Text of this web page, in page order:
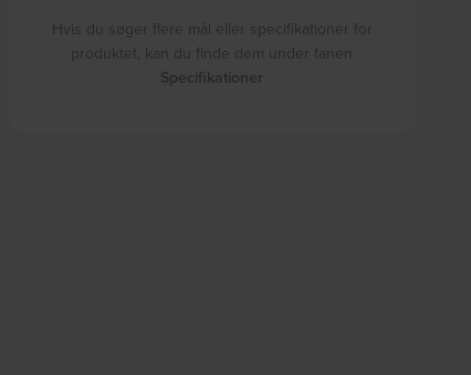
Hvis du søger flere mål eller specifikationer for
produktet, kan du finde dem under fanen
Specifikationer